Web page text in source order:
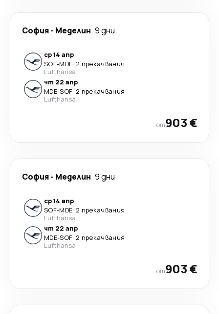
София- Меделин 9 дни
ср 14 апр
SOF-MDE· 2 прекачвания
Lufthansa
чт 22 апр
MDE-SOF· 2 прекачвания
Lufthansa
от903 €
София- Меделин 9 дни
ср 14 апр
SOF-MDE· 2 прекачвания
Lufthansa
чт 22 апр
MDE-SOF· 2 прекачвания
Lufthansa
от903 €